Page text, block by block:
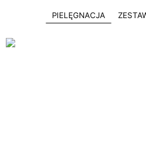
PIELĘGNACJA